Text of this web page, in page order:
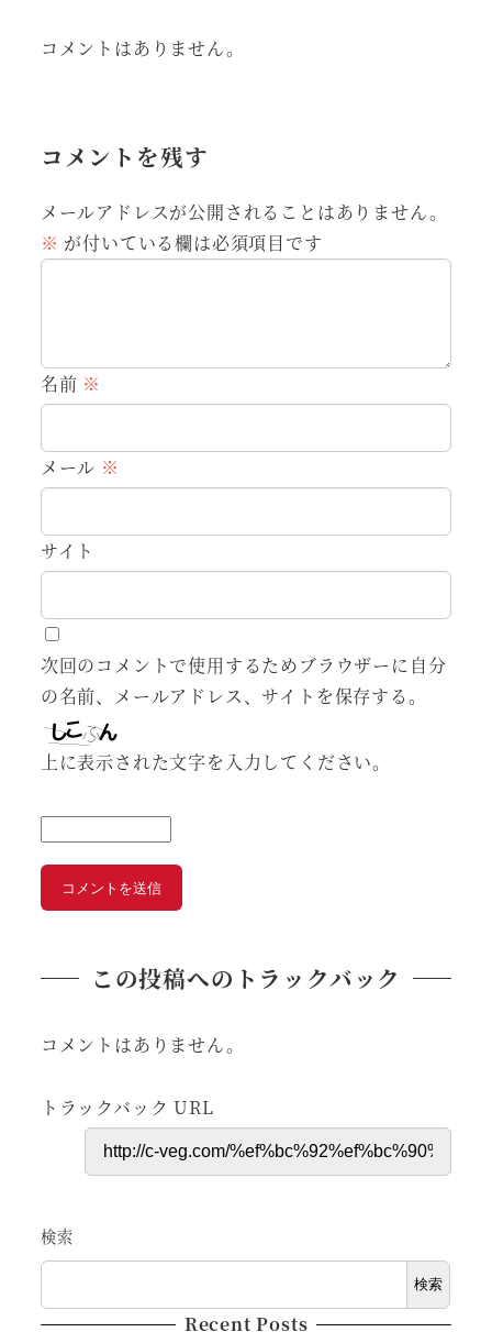
コメントはありません。
コメントを残す
メールアドレスが公開されることはありません。
※ が付いている欄は必須項目です
名前 ※
メール ※
サイト
次回のコメントで使用するためブラウザーに自分
の名前、メールアドレス、サイトを保存する。
上に表示された文字を入力してください。
この投稿へのトラックバック
コメントはありません。
トラックバック URL
検索
検索
Recent Posts